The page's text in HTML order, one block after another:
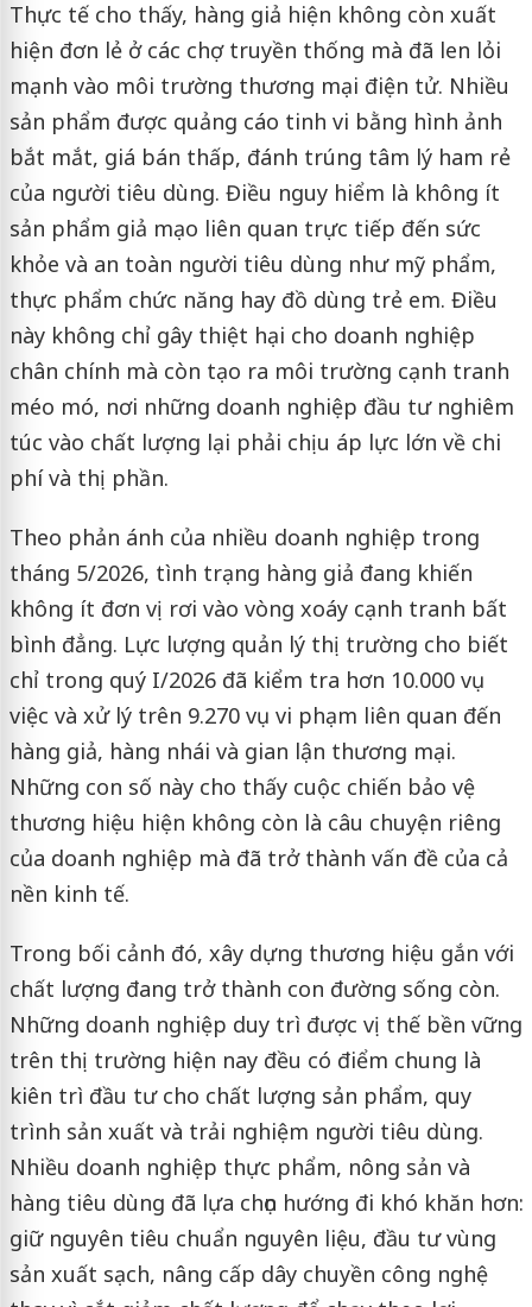
Thực tế cho thấy, hàng giả hiện không còn xuất
hiện đơn lẻ ở các chợ truyền thống mà đã len lỏi
mạnh vào môi trường thương mại điện tử. Nhiều
sản phẩm được quảng cáo tinh vi bằng hình ảnh
bắt mắt, giá bán thấp, đánh trúng tâm lý ham rẻ
của người tiêu dùng. Điều nguy hiểm là không ít
sản phẩm giả mạo liên quan trực tiếp đến sức
khỏe và an toàn người tiêu dùng như mỹ phẩm,
thực phẩm chức năng hay đồ dùng trẻ em. Điều
này không chỉ gây thiệt hại cho doanh nghiệp
chân chính mà còn tạo ra môi trường cạnh tranh
méo mó, nơi những doanh nghiệp đầu tư nghiêm
túc vào chất lượng lại phải chịu áp lực lớn về chi
phí và thị phần.
Theo phản ánh của nhiều doanh nghiệp trong
tháng 5/2026, tình trạng hàng giả đang khiến
không ít đơn vị rơi vào vòng xoáy cạnh tranh bất
bình đẳng. Lực lượng quản lý thị trường cho biết
chỉ trong quý I/2026 đã kiểm tra hơn 10.000 vụ
việc và xử lý trên 9.270 vụ vi phạm liên quan đến
hàng giả, hàng nhái và gian lận thương mại.
Những con số này cho thấy cuộc chiến bảo vệ
thương hiệu hiện không còn là câu chuyện riêng
của doanh nghiệp mà đã trở thành vấn đề của cả
nền kinh tế.
Trong bối cảnh đó, xây dựng thương hiệu gắn với
chất lượng đang trở thành con đường sống còn.
Những doanh nghiệp duy trì được vị thế bền vững
trên thị trường hiện nay đều có điểm chung là
kiên trì đầu tư cho chất lượng sản phẩm, quy
trình sản xuất và trải nghiệm người tiêu dùng.
Nhiều doanh nghiệp thực phẩm, nông sản và
hàng tiêu dùng đã lựa chọn hướng đi khó khăn hơn:
giữ nguyên tiêu chuẩn nguyên liệu, đầu tư vùng
sản xuất sạch, nâng cấp dây chuyền công nghệ